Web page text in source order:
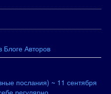
Блоге Авторов
послания) ~ 11 сентября
регулярно